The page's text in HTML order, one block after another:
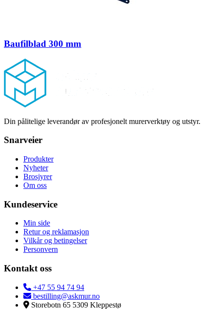
Baufilblad 300 mm
Footer
Din pålitelige leverandør av profesjonelt murerverktøy og utstyr.
Snarveier
Produkter
Nyheter
Brosjyrer
Om oss
Kundeservice
Min side
Retur og reklamasjon
Vilkår og betingelser
Personvern
Kontakt oss
+47 55 94 74 94
bestilling@askmur.no
Storebotn 65 5309 Kleppestø